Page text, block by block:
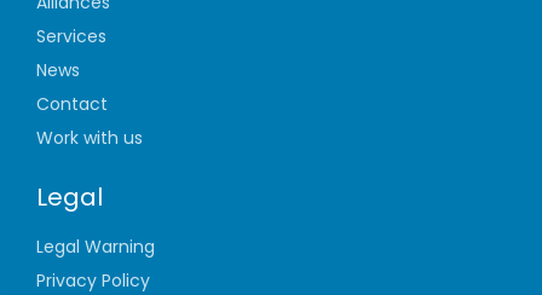
Services
News
Contact
Work with us
Legal
Legal Warning
Privacy Policy